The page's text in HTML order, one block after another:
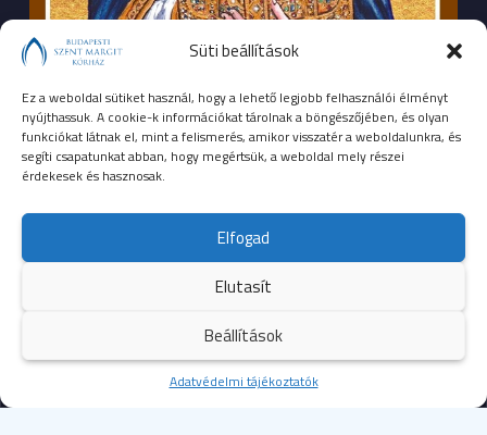
Süti beállítások
Ez a weboldal sütiket használ, hogy a lehető legjobb felhasználói élményt
nyújthassuk. A cookie-k információkat tárolnak a böngészőjében, és olyan
funkciókat látnak el, mint a felismerés, amikor visszatér a weboldalunkra, és
segíti csapatunkat abban, hogy megértsük, a weboldal mely részei
érdekesek és hasznosak.
Elfogad
Elutasít
Beállítások
Adatvédelmi tájékoztatók
Kezdőoldal
SEGÉLYHÍVÓSZÁMOK
104mentők
107rendőrség